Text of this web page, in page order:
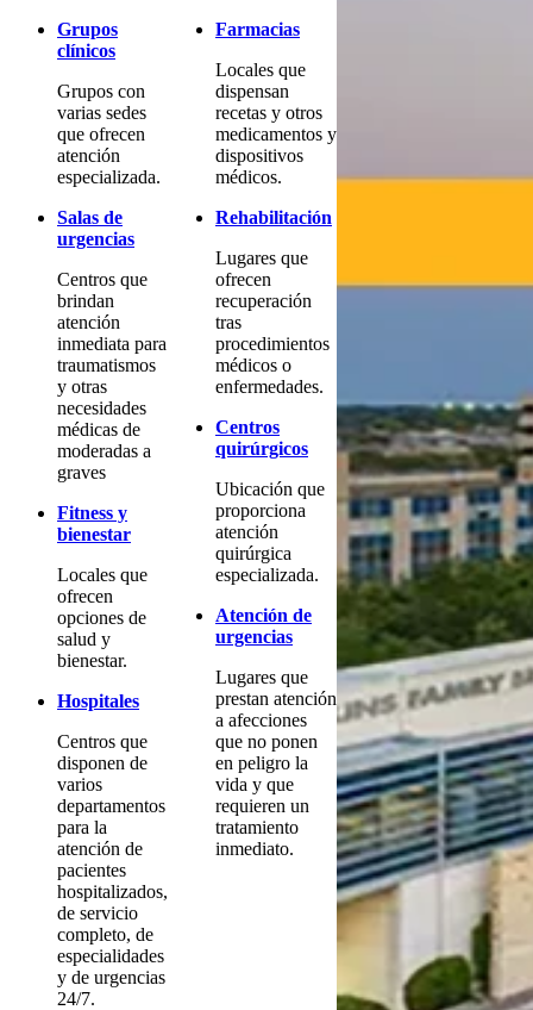
Grupos
clínicos
Grupos con
varias sedes
que ofrecen
atención
especializada.
Salas de
urgencias
Centros que
brindan
atención
inmediata para
traumatismos
y otras
necesidades
médicas de
moderadas a
graves
Fitness y
bienestar
Locales que
ofrecen
opciones de
salud y
bienestar.
Hospitales
Centros que
disponen de
varios
departamentos
para la
atención de
pacientes
hospitalizados,
de servicio
completo, de
especialidades
y de urgencias
24/7.
Farmacias
Locales que
dispensan
recetas y otros
medicamentos y
dispositivos
médicos.
Rehabilitación
Lugares que
ofrecen
recuperación
tras
procedimientos
médicos o
enfermedades.
Centros
quirúrgicos
Ubicación que
proporciona
atención
quirúrgica
especializada.
Atención de
urgencias
Lugares que
prestan atención
a afecciones
que no ponen
en peligro la
vida y que
requieren un
tratamiento
inmediato.